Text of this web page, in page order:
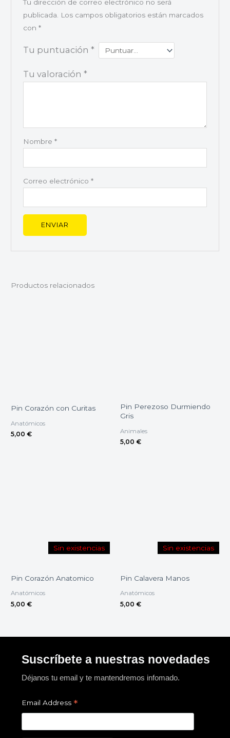
Tu dirección de correo electrónico no será
publicada.
Los campos obligatorios están marcados
con *
Tu puntuación *
Tu valoración *
Nombre *
Correo electrónico *
Productos relacionados
Pin Corazón con Curitas
Anatómicos
5,00 €
Pin Perezoso Durmiendo
Gris
Animales
5,00 €
Sin existencias
Pin Corazón Anatomico
Anatómicos
5,00 €
Sin existencias
Pin Calavera Manos
Anatómicos
5,00 €
Suscríbete a nuestras novedades
Déjanos tu email y te mantendremos infomado.
Email Address *